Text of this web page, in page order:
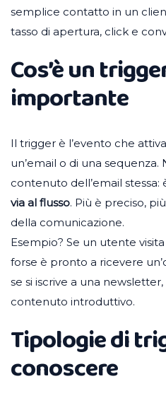
semplice contatto in un
tasso di apertura, click e
Cos’è un
importante
Il trigger è l’evento che
un’email o di una sequenza.
contenuto dell’email stessa:
via al flusso. Più è preciso,
della comunicazione.
Esempio? Se un utente
forse è pronto a ricevere
se si iscrive a una
contenuto introduttivo.
Tipologie di
conoscere